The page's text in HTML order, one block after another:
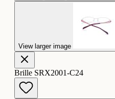
View larger image
Brille SRX2001-C24